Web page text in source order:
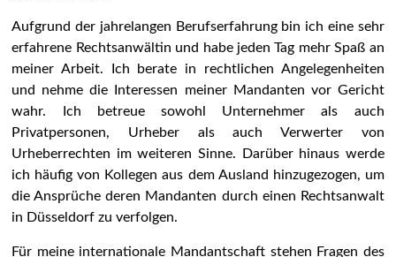
Aufgrund der jahrelangen Berufserfahrung bin ich eine sehr
erfahrene Rechtsanwältin und habe jeden Tag mehr Spaß an
meiner Arbeit. Ich berate in rechtlichen Angelegenheiten
und nehme die Interessen meiner Mandanten vor Gericht
wahr. Ich betreue sowohl Unternehmer als auch
Privatpersonen, Urheber als auch Verwerter von
Urheberrechten im weiteren Sinne. Darüber hinaus werde
ich häufig von Kollegen aus dem Ausland hinzugezogen, um
die Ansprüche deren Mandanten durch einen Rechtsanwalt
in Düsseldorf zu verfolgen.
Für meine internationale Mandantschaft stehen Fragen des